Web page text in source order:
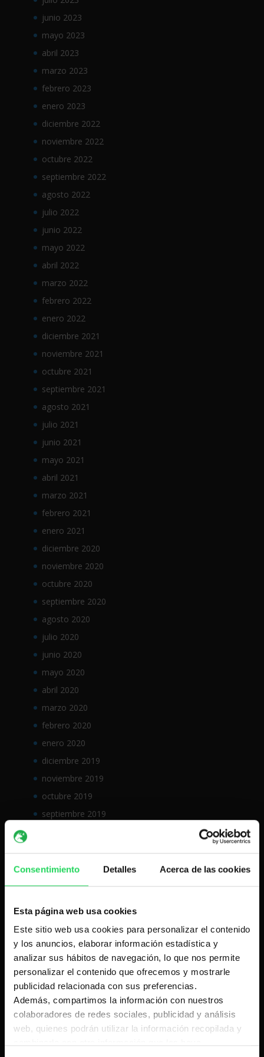
Consentimiento Detalles Acerca de las cookies
Esta página web usa cookies
Este sitio web usa cookies para personalizar el contenido
y los anuncios, elaborar información estadística y
analizar sus hábitos de navegación, lo que nos permite
personalizar el contenido que ofrecemos y mostrarle
publicidad relacionada con sus preferencias.
Además, compartimos la información con nuestros
colaboradores de redes sociales, publicidad y análisis
web, quienes podrán utilizar la información recopilada y
junio 2023
mayo 2023
abril 2023
marzo 2023
febrero 2023
enero 2023
diciembre 2022
noviembre 2022
octubre 2022
septiembre 2022
agosto 2022
julio 2022
junio 2022
mayo 2022
abril 2022
marzo 2022
febrero 2022
enero 2022
diciembre 2021
noviembre 2021
octubre 2021
septiembre 2021
agosto 2021
julio 2021
junio 2021
mayo 2021
abril 2021
marzo 2021
febrero 2021
enero 2021
diciembre 2020
noviembre 2020
octubre 2020
septiembre 2020
agosto 2020
julio 2020
junio 2020
mayo 2020
abril 2020
marzo 2020
febrero 2020
enero 2020
diciembre 2019
noviembre 2019
octubre 2019
septiembre 2019
junio 2019
mayo 2019
marzo 2019
enero 2019
diciembre 2018
noviembre 2018
octubre 2018
septiembre 2018
agosto 2018